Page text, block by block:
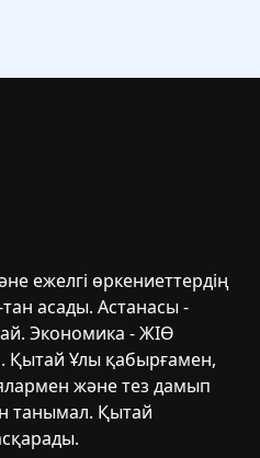
ежелгі өркениеттердің
асады. Астанасы -
Экономика - ЖІӨ
Қытай Ұлы қабырғамен,
және тез дамып
танымал. Қытай